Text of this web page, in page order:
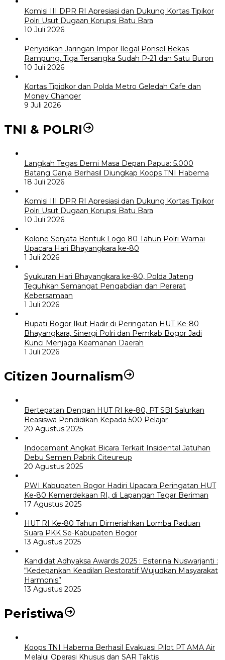
Komisi III DPR RI Apresiasi dan Dukung Kortas Tipikor
Polri Usut Dugaan Korupsi Batu Bara
10 Juli 2026
Penyidikan Jaringan Impor Ilegal Ponsel Bekas
Rampung, Tiga Tersangka Sudah P-21 dan Satu Buron
10 Juli 2026
Kortas Tipidkor dan Polda Metro Geledah Cafe dan
Money Changer
9 Juli 2026
TNI & POLRI
Langkah Tegas Demi Masa Depan Papua: 5.000
Batang Ganja Berhasil Diungkap Koops TNI Habema
18 Juli 2026
Komisi III DPR RI Apresiasi dan Dukung Kortas Tipikor
Polri Usut Dugaan Korupsi Batu Bara
10 Juli 2026
Kolone Senjata Bentuk Logo 80 Tahun Polri Warnai
Upacara Hari Bhayangkara ke-80
1 Juli 2026
Syukuran Hari Bhayangkara ke-80, Polda Jateng
Teguhkan Semangat Pengabdian dan Pererat
Kebersamaan
1 Juli 2026
Bupati Bogor Ikut Hadir di Peringatan HUT Ke-80
Bhayangkara, Sinergi Polri dan Pemkab Bogor Jadi
Kunci Menjaga Keamanan Daerah
1 Juli 2026
Citizen Journalism
Bertepatan Dengan HUT RI ke-80, PT SBI Salurkan
Beasiswa Pendidikan Kepada 500 Pelajar
20 Agustus 2025
Indocement Angkat Bicara Terkait Insidental Jatuhan
Debu Semen Pabrik Citeureup
20 Agustus 2025
PWI Kabupaten Bogor Hadiri Upacara Peringatan HUT
Ke-80 Kemerdekaan RI, di Lapangan Tegar Beriman
17 Agustus 2025
HUT RI Ke-80 Tahun Dimeriahkan Lomba Paduan
Suara PKK Se-Kabupaten Bogor
13 Agustus 2025
Kandidat Adhyaksa Awards 2025 : Esterina Nuswarjanti :
“Kedepankan Keadilan Restoratif Wujudkan Masyarakat
Harmonis”
13 Agustus 2025
Peristiwa
Koops TNI Habema Berhasil Evakuasi Pilot PT AMA Air
Melalui Operasi Khusus dan SAR Taktis